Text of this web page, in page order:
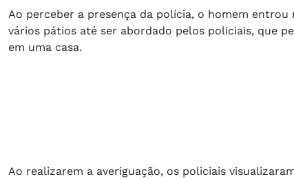
Ao perceber a presença da polícia, o homem
vários pátios até ser abordado pelos policiais, que
em uma casa.
Ao realizarem a averiguação, os policiais